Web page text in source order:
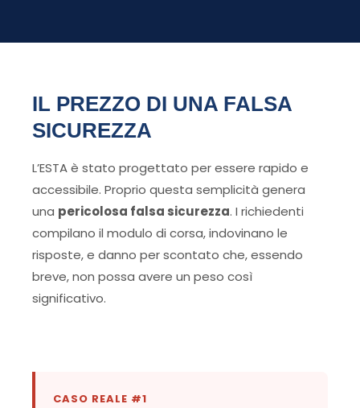
IL PREZZO DI UNA FALSA
SICUREZZA
L’ESTA è stato progettato per essere rapido e
accessibile. Proprio questa semplicità genera
una pericolosa falsa sicurezza. I richiedenti
compilano il modulo di corsa, indovinano le
risposte, e danno per scontato che, essendo
breve, non possa avere un peso così
significativo.
CASO REALE #1